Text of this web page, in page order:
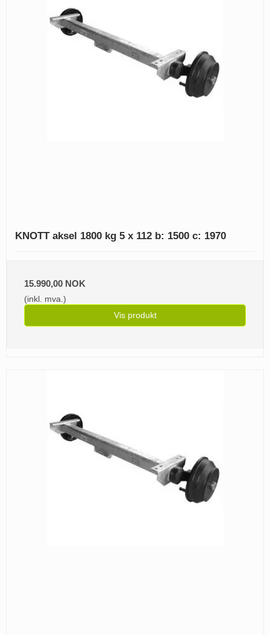
KNOTT aksel 1800 kg 5 x 112 b: 1500 c: 1970
15.990,00 NOK
(inkl. mva.)
Vis produkt